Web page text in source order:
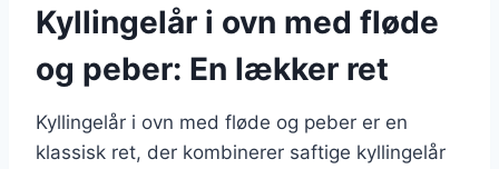
Kyllingelår i ovn med fløde
og peber: En lækker ret
Kyllingelår i ovn med fløde og peber er en
klassisk ret, der kombinerer saftige kyllingelår